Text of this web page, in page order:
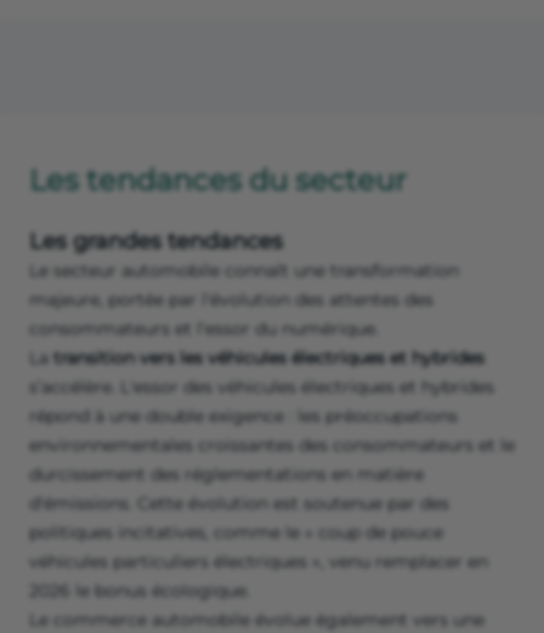
Les tendances du secteur
Les grandes tendances
Le secteur automobile connaît une transformation
majeure, portée par l'évolution des attentes des
consommateurs et l'essor du numérique.
La transition vers les véhicules électriques et hybrides
s’accélère. L'essor des véhicules électriques et hybrides
répond à une double exigence : les préoccupations
environnementales croissantes des consommateurs et le
durcissement des réglementations en matière
d'émissions. Cette évolution est soutenue par des
politiques incitatives, comme le « coup de pouce
véhicules particuliers électriques », venu remplacer en
2026 le bonus écologique.
Le commerce automobile évolue également vers une